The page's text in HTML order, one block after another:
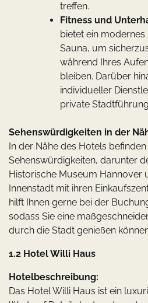
treffen.
Fitness und
bietet ein
Sauna, um
während Ihres
bleiben. Darüber
individueller
private
Sehenswürdigkeiten in der
In der Nähe des Hotels
Sehenswürdigkeiten, darunter
Historische Museum Hannover
Innenstadt mit ihren
hilft Ihnen gerne bei der
sodass Sie eine
durch die Stadt genießen
1.2 Hotel Willi Haus
Hotelbeschreibung:
Das Hotel Willi Haus ist ein